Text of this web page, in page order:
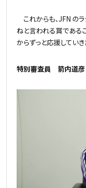
これからも、JFN の
ねと言われる賞である
からずっと応援していき
特別審査員 箭内道彦